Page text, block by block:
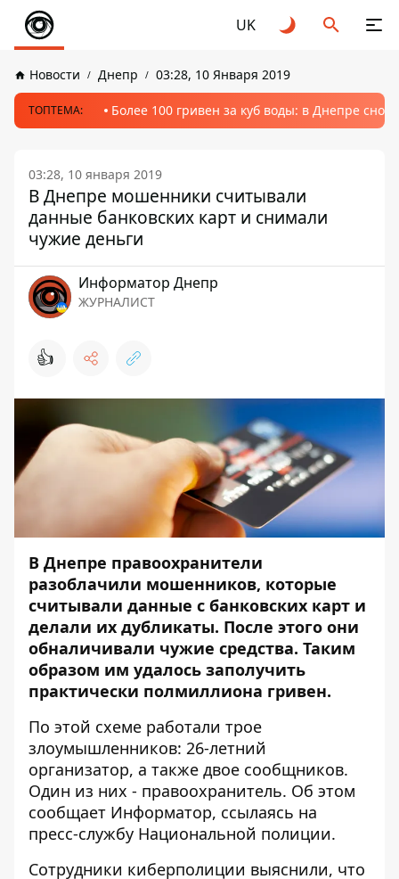
UK
Новости Днепр 03:28, 10 Января 2019
ТОПТЕМА: Более 100 гривен за куб воды: в Днепре
03:28, 10 января 2019
В Днепре мошенники считывали
данные банковских карт и снимали
чужие деньги
Информатор Днепр
ЖУРНАЛИСТ
👍
В Днепре правоохранители
разоблачили мошенников, которые
считывали данные с банковских карт и
делали их дубликаты. После этого они
обналичивали чужие средства. Таким
образом им удалось заполучить
практически полмиллиона гривен.
По этой схеме работали трое
злоумышленников: 26-летний
организатор, а также двое сообщников.
Один из них - правоохранитель. Об этом
сообщает Информатор, ссылаясь на
пресс-службу Национальной полиции.
Сотрудники киберполиции выяснили, что